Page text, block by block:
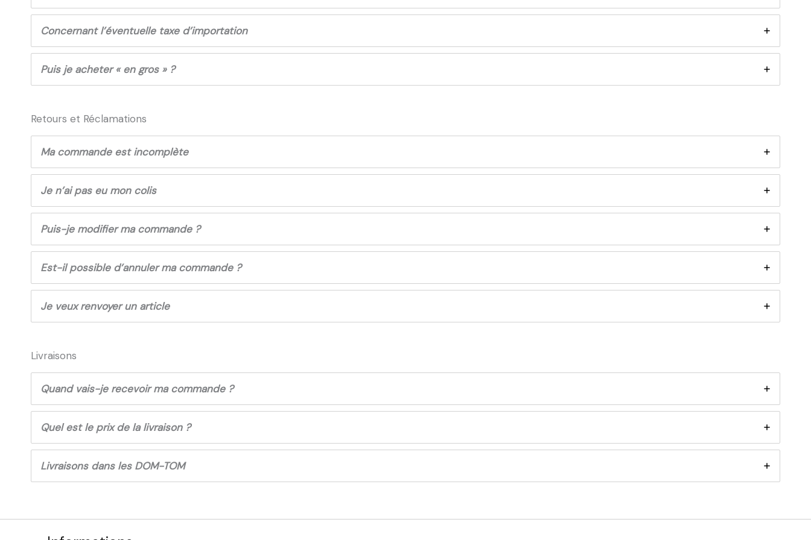
Concernant l’éventuelle taxe d’importation
Puis je acheter « en gros » ?
Retours et Réclamations
Ma commande est incomplète
Je n’ai pas eu mon colis
Puis-je modifier ma commande ?
Est-il possible d’annuler ma commande ?
Je veux renvoyer un article
Livraisons
Quand vais-je recevoir ma commande ?
Quel est le prix de la livraison ?
Livraisons dans les DOM-TOM